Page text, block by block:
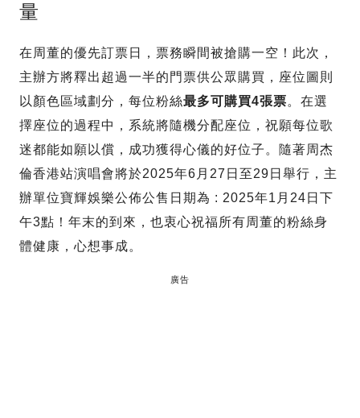
量
在周董的優先訂票日，票務瞬間被搶購一空！此次，
主辦方將釋出超過一半的門票供公眾購買，座位圖則
以顏色區域劃分，每位粉絲最多可購買4張票。在選
擇座位的過程中，系統將隨機分配座位，祝願每位歌
迷都能如願以償，成功獲得心儀的好位子。隨著周杰
倫香港站演唱會將於2025年6月27日至29日舉行，主
辦單位寶輝娛樂公佈公售日期為 : 2025年1月24日下
午3點！年末的到來，也衷心祝福所有周董的粉絲身
體健康，心想事成。
廣告